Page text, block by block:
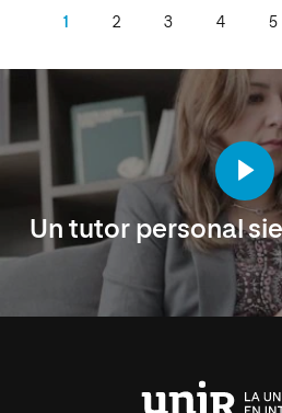
1 2 3 4 5
Un tutor personal